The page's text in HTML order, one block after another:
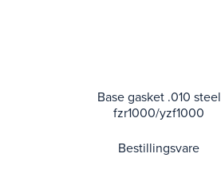
Base gasket .010 steel
fzr1000/yzf1000
Bestillingsvare